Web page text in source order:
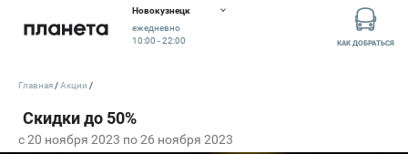
Новокузнецк
ежедневно
10:00 - 22:00
КАК ДОБРАТЬСЯ
c 20 ноября 2023 по 26 ноября 2023
Главная Акции